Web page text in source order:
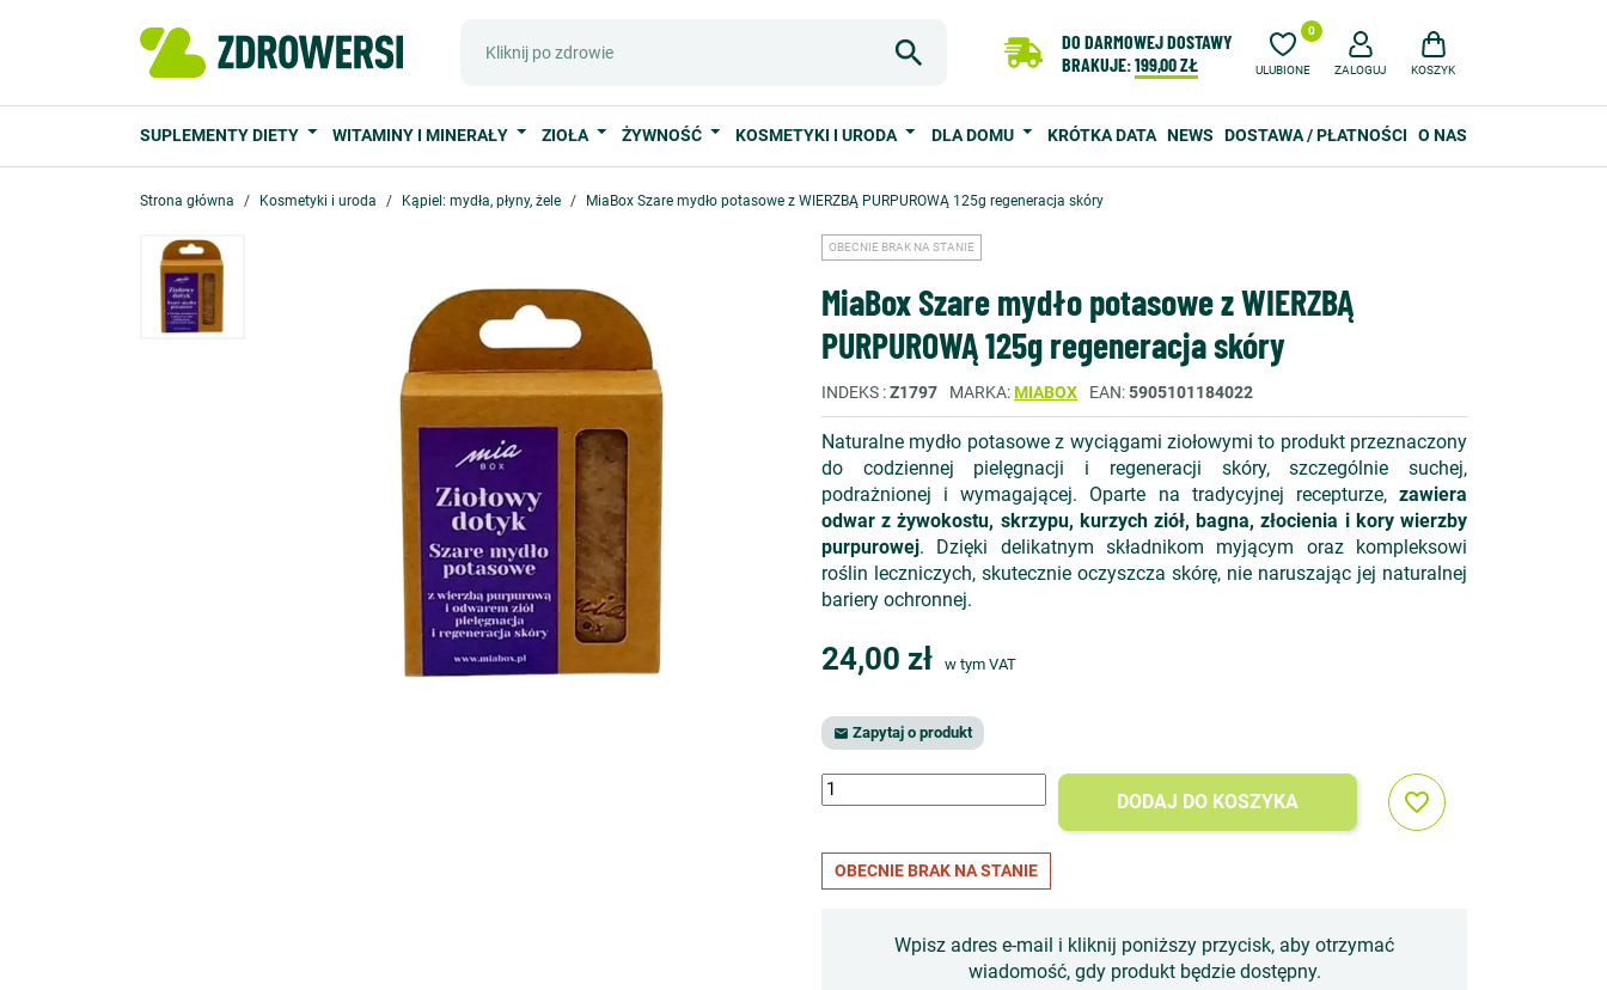
DO DARMOWEJ DOSTAWY
BRAKUJE:199,00 ZŁ ULUBIONE
0
ZALOGUJ KOSZYK
SUPLEMENTY DIETY WITAMINY I MINERAŁY ZIOŁA ŻYWNOŚĆ KOSMETYKI I URODA DLA DOMU KRÓTKA DATA NEWS DOSTAWA / PŁATNOŚCI O NAS
Strona główna Kosmetyki i uroda Kąpiel: mydła, płyny, żele MiaBox Szare mydło potasowe z WIERZBĄ PURPUROWĄ 125g regeneracja skóry
OBECNIE BRAK NA STANIE
MiaBox Szare mydło potasowe z WIERZBĄ
PURPUROWĄ 125g regeneracja skóry
INDEKS Z1797 MARKA MIABOX EAN 5905101184022
Naturalne mydło potasowe z wyciągami ziołowymi to produkt przeznaczony
do codziennej pielęgnacji i regeneracji skóry, szczególnie suchej,
podrażnionej i wymagającej. Oparte na tradycyjnej recepturze, zawiera
odwar z żywokostu, skrzypu, kurzych ziół, bagna, złocienia i kory wierzby
purpurowej. Dzięki delikatnym składnikom myjącym oraz kompleksowi
roślin leczniczych, skutecznie oczyszcza skórę, nie naruszając jej naturalnej
bariery ochronnej.
24,00 zł w tym VAT
 Zapytaj o produkt
DODAJ DO KOSZYKA favorite_border
OBECNIE BRAK NA STANIE
Wpisz adres e-mail i kliknij poniższy przycisk, aby otrzymać
wiadomość, gdy produkt będzie dostępny.